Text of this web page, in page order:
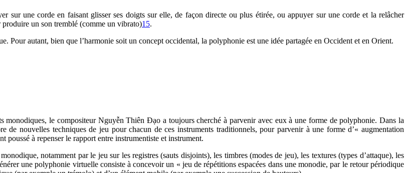
sur une corde en faisant glisser ses doigts sur elle, de façon directe ou plus étirée, ou appuyer sur une corde et la relâcher
un son tremblé (comme un vibrato)15.
Pour autant, bien que l’harmonie soit un concept occidental, la polyphonie est une idée partagée en Occident et en Orient.
monodiques, le compositeur Nguyễn Thiên Đạo a toujours cherché à parvenir avec eux à une forme de polyphonie. Dans la
de nouvelles techniques de jeu pour chacun de ces instruments traditionnels, pour parvenir à une forme d’« augmentation
à repenser le rapport entre instrumentiste et instrument.
notamment par le jeu sur les registres (sauts disjoints), les timbres (modes de jeu), les textures (types d’attaque), les
une polyphonie virtuelle consiste à concevoir un « jeu de répétitions espacées dans une monodie, par le retour périodique